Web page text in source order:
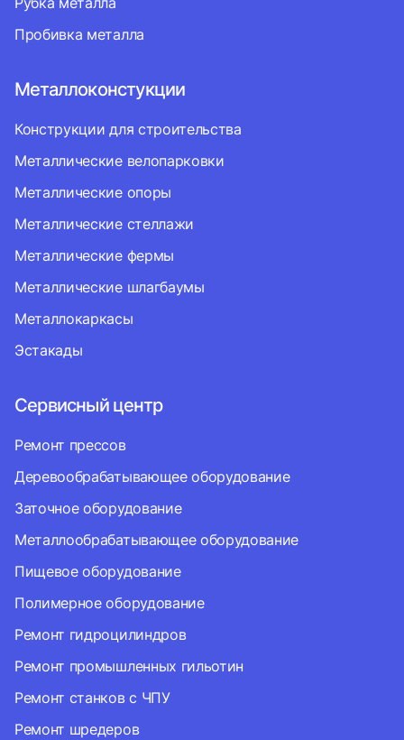
Пробивка металла
Металлоконстукции
Конструкции для строительства
Металлические велопарковки
Металлические опоры
Металлические стеллажи
Металлические фермы
Металлические шлагбаумы
Металлокаркасы
Эстакады
Сервисный центр
Ремонт прессов
Деревообрабатывающее оборудование
Заточное оборудование
Металлообрабатывающее оборудование
Пищевое оборудование
Полимерное оборудование
Ремонт гидроцилиндров
Ремонт промышленных гильотин
Ремонт станков с ЧПУ
Ремонт шредеров